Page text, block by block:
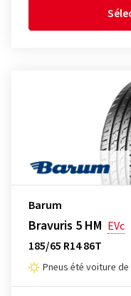
Barum
Bravuris 5 HM EVc
185/65 R14 86T
Pneus été voiture